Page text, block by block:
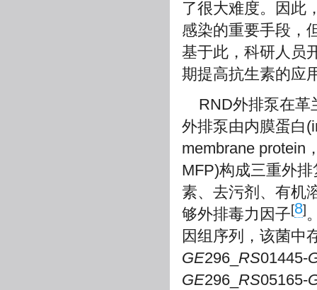
了很大难度。因此
感染的重要手段，
基于此，科研人员
期提高抗生素的应
RND外排泵在革
外排泵由内膜蛋白
membrane protein
MFP)构成三重外
素、去污剂、有机
够外排毒力因子[8]
因组序列，该菌中
GE296_ RS01445-
GE296_ RS05165-